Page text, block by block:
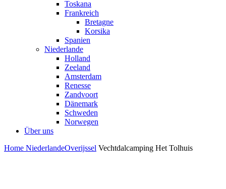
Toskana
Frankreich
Bretagne
Korsika
Spanien
Niederlande
Holland
Zeeland
Amsterdam
Renesse
Zandvoort
Dänemark
Schweden
Norwegen
Über uns
Home NiederlandeOverijssel Vechtdalcamping Het Tolhuis